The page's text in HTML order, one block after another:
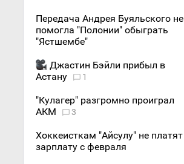
Передача Андрея Буяльского не
помогла "Полонии" обыграть
"Ястшембе"
Джастин Бэйли прибыл в
Астану
1
"Кулагер" разгромно проиграл
АКМ
3
Хоккеисткам "Айсулу" не платят
зарплату с февраля